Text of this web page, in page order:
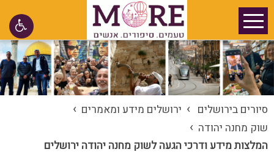
סיורים בירושלים › ירושלים מידע ומאמרים ›
שוק מחנה יהודה ›
המלצות מידע ודרכי הגעה לשוק מחנה יהודה ירושלים